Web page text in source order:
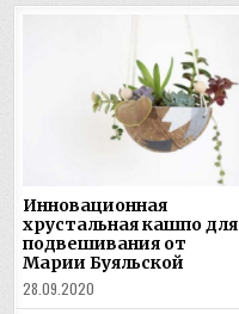
Инновационная
хрустальная кашпо для
подвешивания от
Марии Буяльской
28.09.2020